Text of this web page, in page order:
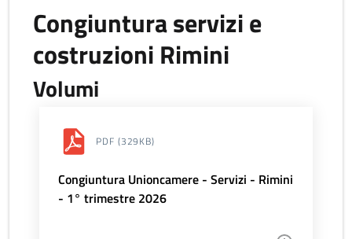
Congiuntura servizi e
costruzioni Rimini
Volumi
PDF (329KB)
Congiuntura Unioncamere - Servizi - Rimini
- 1° trimestre 2026